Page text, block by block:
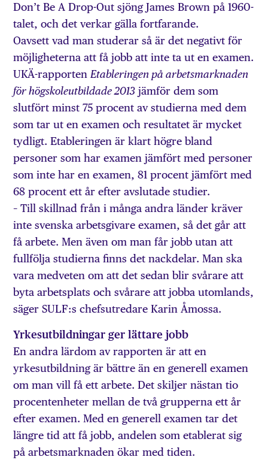
Don’t Be A Drop-Out sjöng James Brown på 1960-
talet, och det verkar gälla fortfarande.
Oavsett vad man studerar så är det negativt för
möjlig­heterna att få jobb att inte ta ut en examen.
UKÄ-rapportenEtableringen på arbetsmarknaden
för hög­skoleutbildade 2013 jämför dem som
slutfört minst 75 procent av studierna med dem
som tar ut en examen och resultatet är mycket
tydligt. Etableringen är klart högre bland
personer som har examen jämfört med personer
som inte har en examen, 81 procent jämfört med
68 procent ett år efter avslutade studier.
– Till skillnad från i många andra länder kräver
inte ­svenska arbetsgivare examen, så det går att
få arbete. Men även om man får jobb utan att
fullfölja studierna finns det nackdelar. Man ska
vara medveten om att det sedan blir ­svårare att
byta arbetsplats och svårare att jobba utomlands,
säger SULF:s chefsutredare Karin Åmossa.
Yrkesutbildningar ger lättare jobb
En andra lärdom av rapporten är att en
yrkesutbildning är bättre än en generell examen
om man vill få ett arbete. Det skiljer nästan tio
procentenheter mellan de två grupperna ett år
efter examen. Med en generell examen tar det
längre tid att få jobb, andelen som etablerat sig
på arbetsmarknaden ökar med tiden.